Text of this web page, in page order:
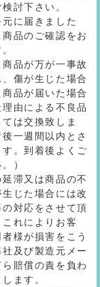
討下さい。
に届きました
商品のご確認をお
品が万が一事故
傷が生じた場合
品が届いた場合
由による不良品
は交換致しま
一週間以内とさ
。到着後よくご
）
滞又は商品の不
生じた場合には改
対応をさせて頂
これによりお客
様が損害をこう
及び製造元メー
賠償の責を負わ
ます。